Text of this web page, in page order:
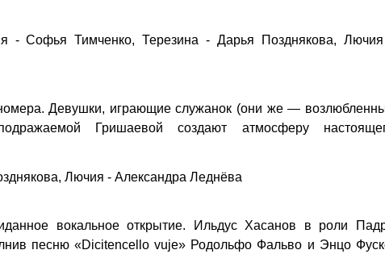
- Софья Тимченко, Терезина - Дарья Позднякова,
Девушки, играющие служанок (они же —
Гришаевой создают атмосферу
Лючия - Александра Леднёва
вокальное открытие. Ильдус Хасанов в роли
песню «Dicitencello vuje» Родольфо Фальво и Энцо